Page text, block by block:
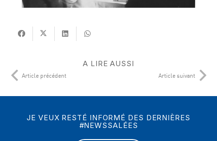
A LIRE AUSSI
Article précédent Article suivant
JE VEUX RESTÉ INFORMÉ DES DERNIÈRES
#NEWSSALÉES